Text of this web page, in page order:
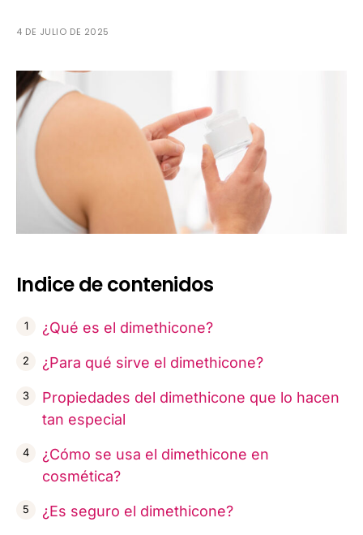
4 DE JULIO DE 2025
Indice de contenidos
¿Qué es el dimethicone?
¿Para qué sirve el dimethicone?
Propiedades del dimethicone que lo hacen
tan especial
¿Cómo se usa el dimethicone en
cosmética?
¿Es seguro el dimethicone?